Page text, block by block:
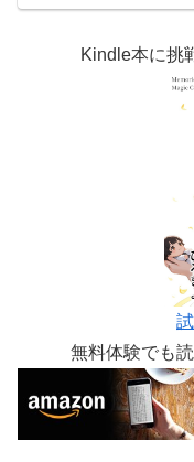
Kindle本に挑
無料体験でも